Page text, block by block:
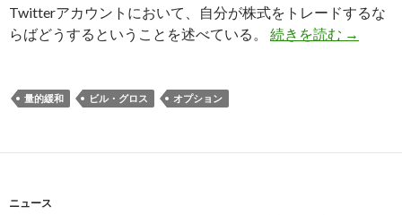
Twitterアカウントにおいて、自分が株式をトレードするな
らばどうするということを述べている。 続きを読む 債券王
→
量的緩和 ビル・グロス オプション
ニュース